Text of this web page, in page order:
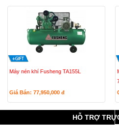
Máy nén khí Fusheng TA155L
Giá Bán: 77,950,000 đ
HỖ TRỢ